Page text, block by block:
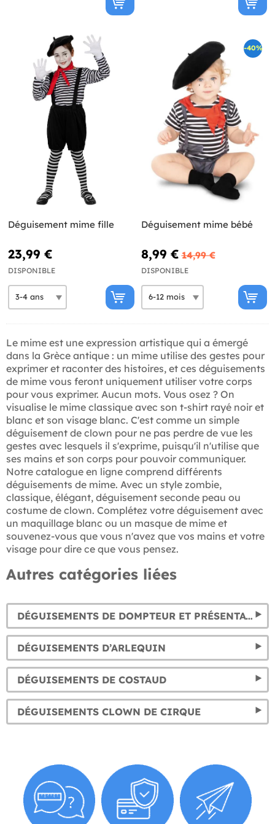
Déguisement mime fille
23,99 €
DISPONIBLE
-40%
Déguisement mime bébé
8,99 € 14,99 €
DISPONIBLE
Le mime est une expression artistique qui a émergé
dans la Grèce antique : un mime utilise des gestes pour
exprimer et raconter des histoires, et ces déguisements
de mime vous feront uniquement utiliser votre corps
pour vous exprimer. Aucun mots. Vous osez ? On
visualise le mime classique avec son t-shirt rayé noir et
blanc et son visage blanc. C'est comme un simple
déguisement de clown pour ne pas perdre de vue les
gestes avec lesquels il s'exprime, puisqu'il n'utilise que
ses mains et son corps pour pouvoir communiquer.
Notre catalogue en ligne comprend différents
déguisements de mime. Avec un style zombie,
classique, élégant, déguisement seconde peau ou
costume de clown. Complétez votre déguisement avec
un maquillage blanc ou un masque de mime et
souvenez-vous que vous n'avez que vos mains et votre
visage pour dire ce que vous pensez.
Autres catégories liées
DÉGUISEMENTS DE DOMPTEUR ET PRÉSENTATEUR DE CIRQUE
DÉGUISEMENTS D’ARLEQUIN
DÉGUISEMENTS DE COSTAUD
DÉGUISEMENTS CLOWN DE CIRQUE